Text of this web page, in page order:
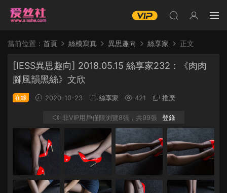
當前位置： 首頁 絲模寫真 異思趣向 絲享家 正文
[IESS異思趣向] 2018.05.15 絲享家232：《肉肉
腳風韻黑絲》文欣
在線 2020-10-23 絲享家 421 推廣
非VIP用戶僅限浏覽8張，共99張 登錄